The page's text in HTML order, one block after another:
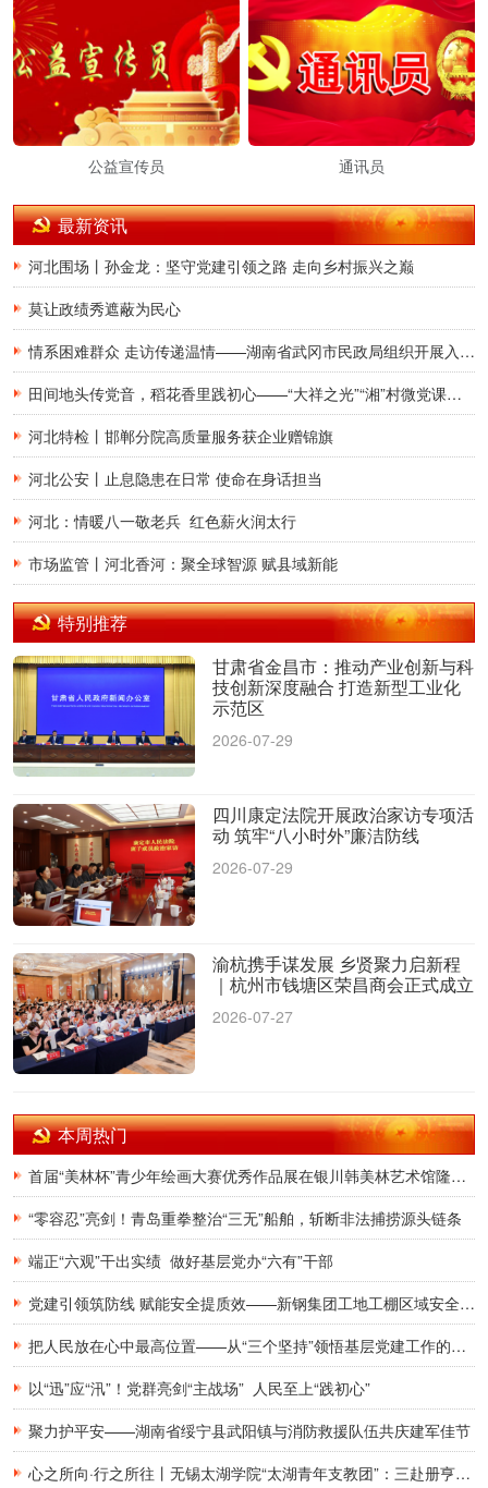
公益宣传员 通讯员
最新资讯
河北围场丨孙金龙：坚守党建引领之路 走向乡村振兴之巅
莫让政绩秀遮蔽为民心
情系困难群众 走访传递温情——湖南省武冈市民政局组织开展入户走访慰问活动
田间地头传党音，稻花香里践初心——“大祥之光”“湘”村微党课宣讲团走进湖南省邵阳市大祥区罗市镇和平村
河北特检丨邯郸分院高质量服务获企业赠锦旗
河北公安丨止息隐患在日常 使命在身话担当
河北：情暖八一敬老兵 红色薪火润太行
市场监管丨河北香河：聚全球智源 赋县域新能
特别推荐
甘肃省金昌市：推动产业创新与科
技创新深度融合 打造新型工业化
示范区
2026-07-29
四川康定法院开展政治家访专项活
动 筑牢“八小时外”廉洁防线
2026-07-29
渝杭携手谋发展 乡贤聚力启新程
｜杭州市钱塘区荣昌商会正式成立
2026-07-27
本周热门
首届“美林杯”青少年绘画大赛优秀作品展在银川韩美林艺术馆隆重开幕
“零容忍”亮剑！青岛重拳整治“三无”船舶，斩断非法捕捞源头链条
端正“六观”干出实绩 做好基层党办“六有”干部
党建引领筑防线 赋能安全提质效——新钢集团工地工棚区域安全管理创新实践研究
把人民放在心中最高位置——从“三个坚持”领悟基层党建工作的为民初心
以“迅”应“汛”！党群亮剑“主战场” 人民至上“践初心”
聚力护平安——湖南省绥宁县武阳镇与消防救援队伍共庆建军佳节
心之所向·行之所往丨无锡太湖学院“太湖青年支教团”：三赴册亨，十年之约再启盛夏